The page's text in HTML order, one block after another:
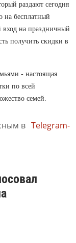
раздают сегодня
на бесплатный
вход на праздничный
получить скидки в
- настоящая
по всей
семей.
в Telegram-